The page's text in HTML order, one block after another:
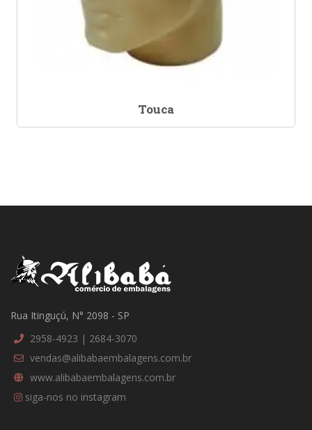
Touca
Rua Itinguçú, N° 2098 - SP
2958-4923 | 2684-3070
vendas@alibabaembalagens.com.br
www.alibabaembalagens.com.br
siga-nos no instagram